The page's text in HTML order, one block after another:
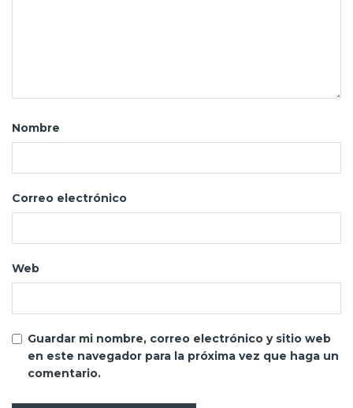
Nombre
Correo electrónico
Web
Guardar mi nombre, correo electrónico y sitio web
en este navegador para la próxima vez que haga un
comentario.